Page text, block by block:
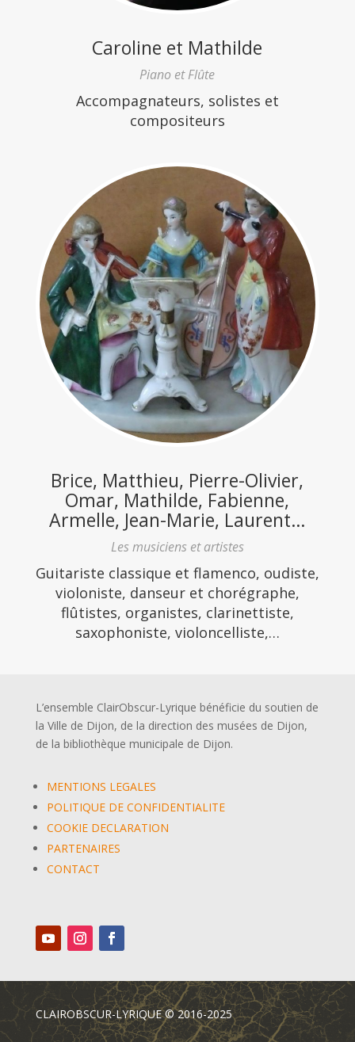
Caroline et Mathilde
Piano et Flûte
Accompagnateurs, solistes et
compositeurs
Brice, Matthieu, Pierre-Olivier,
Omar, Mathilde, Fabienne,
Armelle, Jean-Marie, Laurent…
Les musiciens et artistes
Guitariste classique et flamenco, oudiste,
violoniste, danseur et chorégraphe,
flûtistes, organistes, clarinettiste,
saxophoniste, violoncelliste,…
L’ensemble ClairObscur-Lyrique bénéficie du soutien de
la Ville de Dijon, de la direction des musées de Dijon,
de la bibliothèque municipale de Dijon.
MENTIONS LEGALES
POLITIQUE DE CONFIDENTIALITE
COOKIE DECLARATION
PARTENAIRES
CONTACT
CLAIROBSCUR-LYRIQUE © 2016-2025